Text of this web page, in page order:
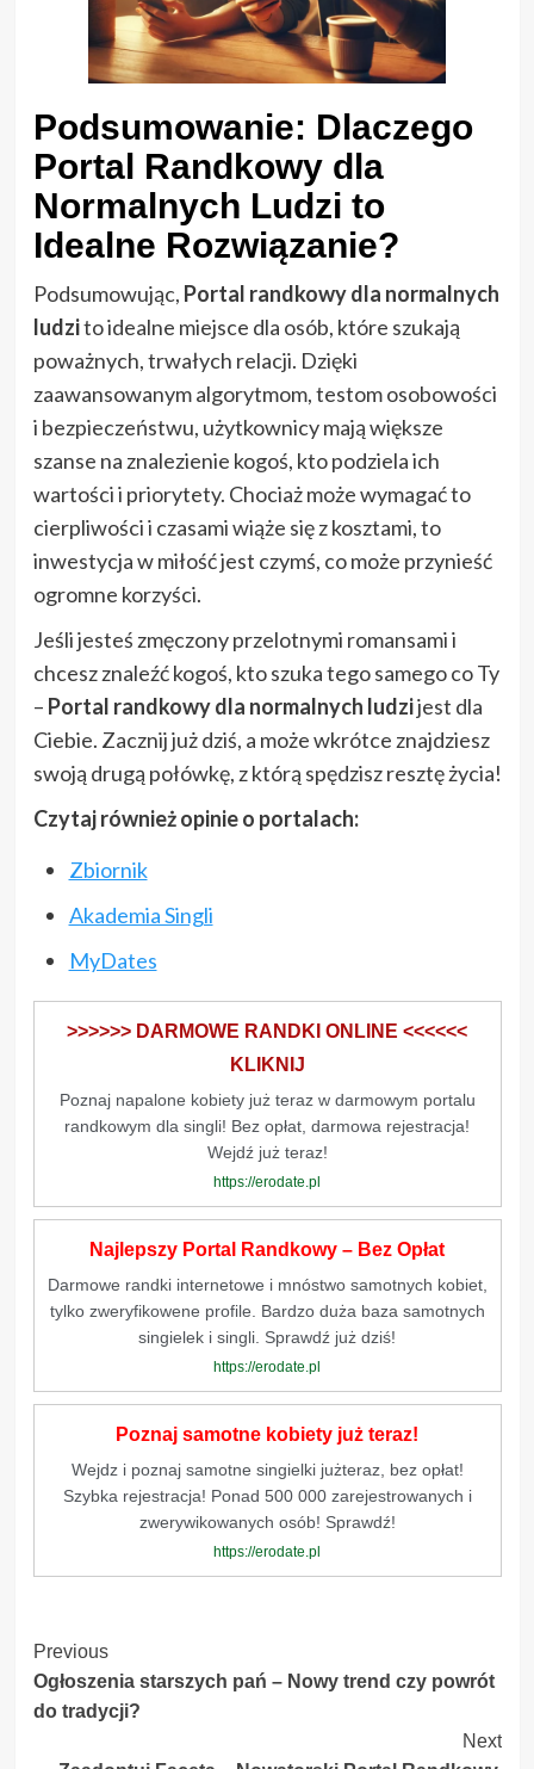
Podsumowanie: Dlaczego
Portal Randkowy dla
Normalnych Ludzi to
Idealne Rozwiązanie?
Podsumowując, Portal randkowy dla normalnych
ludzito idealne miejsce dla osób, które szukają
poważnych, trwałych relacji. Dzięki
zaawansowanym algorytmom, testom osobowości
i bezpieczeństwu, użytkownicy mają większe
szanse na znalezienie kogoś, kto podziela ich
wartości i priorytety. Chociaż może wymagać to
cierpliwości i czasami wiąże się z kosztami, to
inwestycja w miłość jest czymś, co może przynieść
ogromne korzyści.
Jeśli jesteś zmęczony przelotnymi romansami i
chcesz znaleźć kogoś, kto szuka tego samego co Ty
– Portal randkowy dla normalnych ludzijest dla
Ciebie. Zacznij już dziś, a może wkrótce znajdziesz
swoją drugą połówkę, z którą spędzisz resztę życia!
Czytaj również opinie o portalach:
Zbiornik
Akademia Singli
MyDates
>>>>>> DARMOWE RANDKI ONLINE <<<<<<
KLIKNIJ
Poznaj napalone kobiety już teraz w darmowym portalu
randkowym dla singli! Bez opłat, darmowa rejestracja!
Wejdź już teraz!
https://erodate.pl
Najlepszy Portal Randkowy – Bez Opłat
Darmowe randki internetowe i mnóstwo samotnych kobiet,
tylko zweryfikowene profile. Bardzo duża baza samotnych
singielek i singli. Sprawdź już dziś!
https://erodate.pl
Poznaj samotne kobiety już teraz!
Wejdz i poznaj samotne singielki jużteraz, bez opłat!
Szybka rejestracja! Ponad 500 000 zarejestrowanych i
zwerywikowanych osób! Sprawdź!
https://erodate.pl
Post
Navigation
Previous
Ogłoszenia starszych pań – Nowy trend czy powrót
do tradycji?
Next